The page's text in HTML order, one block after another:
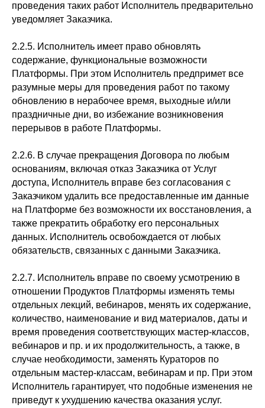
проведения таких работ Исполнитель предварительно
уведомляет Заказчика.
2.2.5. Исполнитель имеет право обновлять
содержание, функциональные возможности
Платформы. При этом Исполнитель предпримет все
разумные меры для проведения работ по такому
обновлению в нерабочее время, выходные и/или
праздничные дни, во избежание возникновения
перерывов в работе Платформы.
2.2.6. В случае прекращения Договора по любым
основаниям, включая отказ Заказчика от Услуг
доступа, Исполнитель вправе без согласования с
Заказчиком удалить все предоставленные им данные
на Платформе без возможности их восстановления, а
также прекратить обработку его персональных
данных. Исполнитель освобождается от любых
обязательств, связанных с данными Заказчика.
2.2.7. Исполнитель вправе по своему усмотрению в
отношении Продуктов Платформы изменять темы
отдельных лекций, вебинаров, менять их содержание,
количество, наименование и вид материалов, даты и
время проведения соответствующих мастер-классов,
вебинаров и пр. и их продолжительность, а также, в
случае необходимости, заменять Кураторов по
отдельным мастер-классам, вебинарам и пр. При этом
Исполнитель гарантирует, что подобные изменения не
приведут к ухудшению качества оказания услуг.